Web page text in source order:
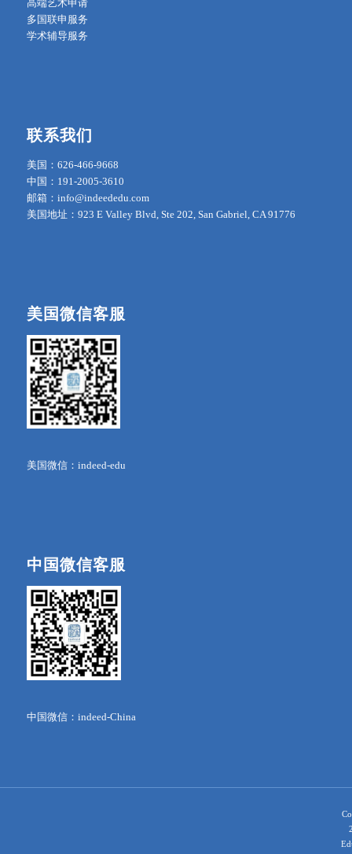
高端艺术申请
多国联申服务
学术辅导服务
联系我们
美国：626-466-9668
中国：191-2005-3610
邮箱：info@indeededu.com
美国地址：923 E Valley Blvd, Ste 202, San Gabriel, CA 91776
美国微信客服
美国微信：indeed-edu
中国微信客服
中国微信：indeed-China